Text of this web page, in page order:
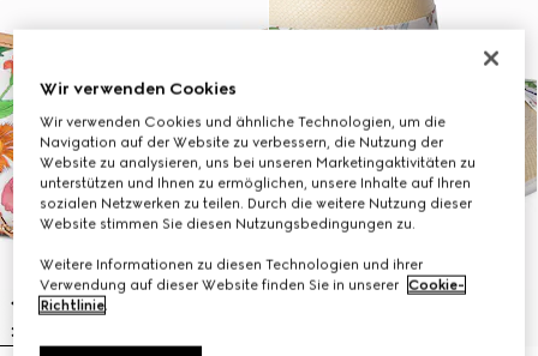
Wir verwenden Cookies
Wir verwenden Cookies und ähnliche Technologien, um die
Navigation auf der Website zu verbessern, die Nutzung der
Website zu analysieren, uns bei unseren Marketingaktivitäten zu
unterstützen und Ihnen zu ermöglichen, unsere Inhalte auf Ihren
sozialen Netzwerken zu teilen. Durch die weitere Nutzung dieser
Website stimmen Sie diesen Nutzungsbedingungen zu.
Weitere Informationen zu diesen Technologien und ihrer
Verwendung auf dieser Website finden Sie in unserer Cookie-
Richtlinie.